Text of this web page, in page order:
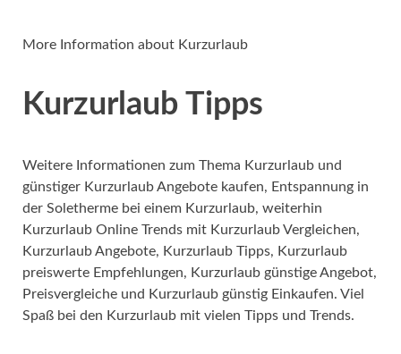
More Information about Kurzurlaub
Kurzurlaub Tipps
Weitere Informationen zum Thema Kurzurlaub und
günstiger Kurzurlaub Angebote kaufen, Entspannung in
der Soletherme bei einem Kurzurlaub, weiterhin
Kurzurlaub Online Trends mit Kurzurlaub Vergleichen,
Kurzurlaub Angebote, Kurzurlaub Tipps, Kurzurlaub
preiswerte Empfehlungen, Kurzurlaub günstige Angebot,
Preisvergleiche und Kurzurlaub günstig Einkaufen. Viel
Spaß bei den Kurzurlaub mit vielen Tipps und Trends.